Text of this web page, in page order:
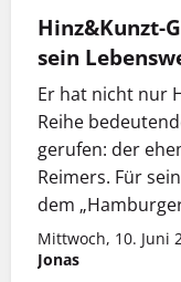
Hinz&Kunzt-
sein
Er hat nicht nur
Reihe
gerufen: der
Reimers. Für
dem
Mittwoch, 10. Juni
Jonas